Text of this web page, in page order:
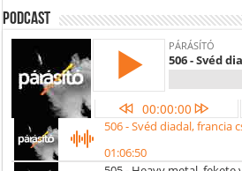
Podcast